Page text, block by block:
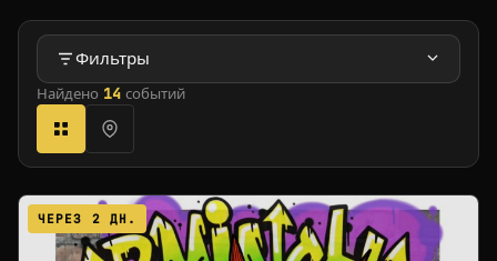
Фильтры
Найдено 14 событий
ЧЕРЕЗ 2 ДН.